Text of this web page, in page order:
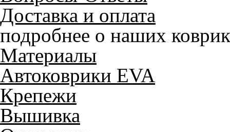
Доставка и оплата
подробнее о наших
Материалы
Автоковрики EVA
Крепежи
Вышивка